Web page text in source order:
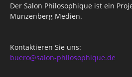
Der Salon Philosophique ist ein
Münzenberg Medien.
Kontaktieren Sie uns:
buero@salon-philosophique.de